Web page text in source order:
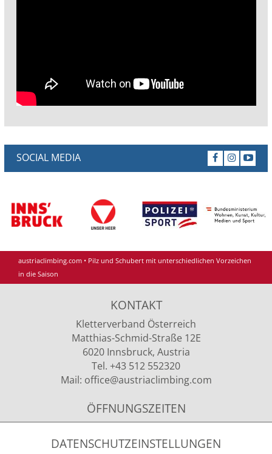
SOCIAL MEDIA
austriaclimbing.com • Pilz und Schubert mit unterschiedlichen Vorzeichen
in die Saison
KONTAKT
Kletterverband Österreich
Matthias-Schmid-Straße 12E
6020 Innsbruck, Austria
Tel. +43 512 552320
Mail: office@austriaclimbing.com
ÖFFNUNGSZEITEN
09.00 - 12.00 Uhr & 13.00 - 15.00 Uhr
DATENSCHUTZEINSTELLUNGEN